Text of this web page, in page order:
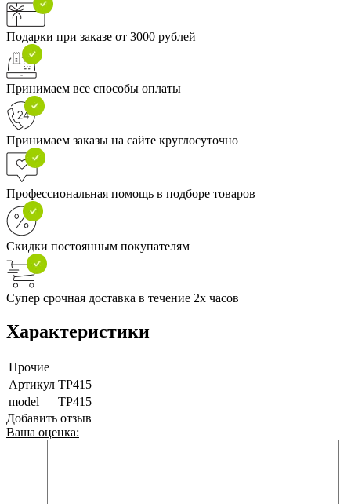
Подарки при заказе от 3000 рублей
Принимаем все способы оплаты
Принимаем заказы на сайте круглосуточно
Профессиональная помощь в подборе товаров
Скидки постоянным покупателям
Супер срочная доставка в течение 2х часов
Характеристики
Прочие
Артикул TP415
model
TP415
Добавить отзыв
Ваша оценка: